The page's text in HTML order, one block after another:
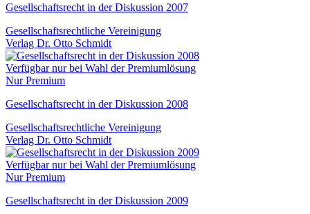
Gesellschaftsrecht in der Diskussion 2007
Gesellschaftsrechtliche Vereinigung
Verlag Dr. Otto Schmidt
Verfügbar nur bei Wahl der Premiumlösung
Nur Premium
Gesellschaftsrecht in der Diskussion 2008
Gesellschaftsrechtliche Vereinigung
Verlag Dr. Otto Schmidt
Verfügbar nur bei Wahl der Premiumlösung
Nur Premium
Gesellschaftsrecht in der Diskussion 2009